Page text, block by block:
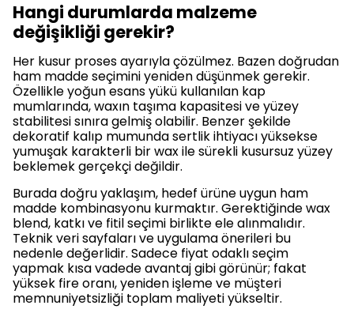
Hangi durumlarda malzeme
değişikliği gerekir?
Her kusur proses ayarıyla çözülmez. Bazen doğrudan
ham madde seçimini yeniden düşünmek gerekir.
Özellikle yoğun esans yükü kullanılan kap
mumlarında, waxın taşıma kapasitesi ve yüzey
stabilitesi sınıra gelmiş olabilir. Benzer şekilde
dekoratif kalıp mumunda sertlik ihtiyacı yüksekse
yumuşak karakterli bir wax ile sürekli kusursuz yüzey
beklemek gerçekçi değildir.
Burada doğru yaklaşım, hedef ürüne uygun ham
madde kombinasyonu kurmaktır. Gerektiğinde wax
blend, katkı ve fitil seçimi birlikte ele alınmalıdır.
Teknik veri sayfaları ve uygulama önerileri bu
nedenle değerlidir. Sadece fiyat odaklı seçim
yapmak kısa vadede avantaj gibi görünür; fakat
yüksek fire oranı, yeniden işleme ve müşteri
memnuniyetsizliği toplam maliyeti yükseltir.